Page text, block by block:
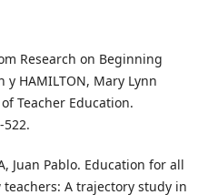
Research on Beginning
y HAMILTON, Mary Lynn
Teacher Education.
Juan Pablo. Education for all
A trajectory study in